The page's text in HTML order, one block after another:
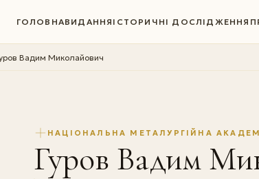
ГОЛОВНАВИДАННЯ ІСТОРИЧНІ ДОСЛІДЖЕННЯ
Вадим Миколайович
НАЦІОНАЛЬНА МЕТАЛУРГІЙНА
Гуров Вадим